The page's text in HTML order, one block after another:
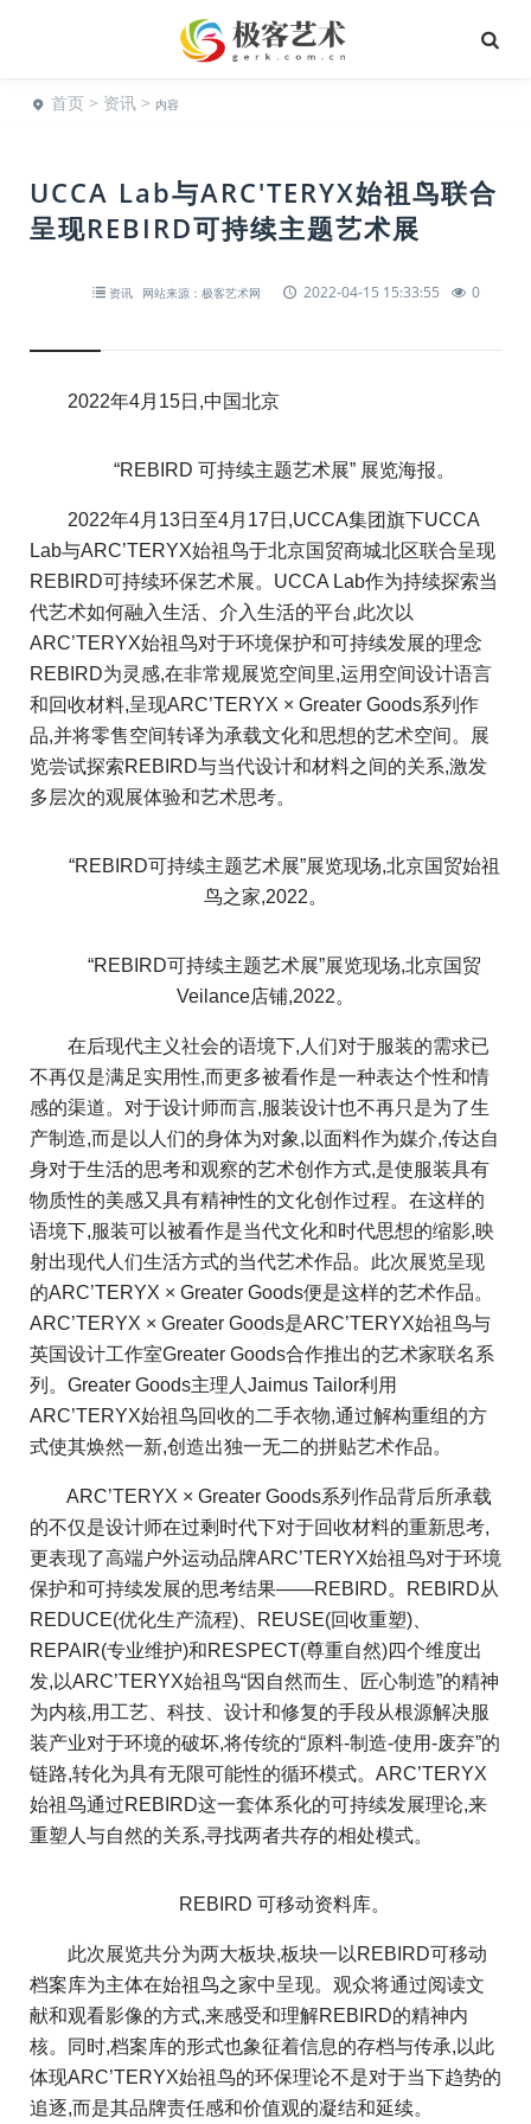
首页 > 资讯 > 内容
UCCA Lab与ARC'TERYX始祖鸟联合
呈现REBIRD可持续主题艺术展
资讯 网站来源：极客艺术网 2022-04-15 15:33:55 0
2022年4月15日,中国北京
“REBIRD 可持续主题艺术展” 展览海报。
2022年4月13日至4月17日,UCCA集团旗下UCCA
Lab与ARC’TERYX始祖鸟于北京国贸商城北区联合呈现
REBIRD可持续环保艺术展。UCCA Lab作为持续探索当
代艺术如何融入生活、介入生活的平台,此次以
ARC’TERYX始祖鸟对于环境保护和可持续发展的理念
REBIRD为灵感,在非常规展览空间里,运用空间设计语言
和回收材料,呈现ARC’TERYX × Greater Goods系列作
品,并将零售空间转译为承载文化和思想的艺术空间。展
览尝试探索REBIRD与当代设计和材料之间的关系,激发
多层次的观展体验和艺术思考。
“REBIRD可持续主题艺术展”展览现场,北京国贸始祖
鸟之家,2022。
“REBIRD可持续主题艺术展”展览现场,北京国贸
Veilance店铺,2022。
在后现代主义社会的语境下,人们对于服装的需求已
不再仅是满足实用性,而更多被看作是一种表达个性和情
感的渠道。对于设计师而言,服装设计也不再只是为了生
产制造,而是以人们的身体为对象,以面料作为媒介,传达自
身对于生活的思考和观察的艺术创作方式,是使服装具有
物质性的美感又具有精神性的文化创作过程。在这样的
语境下,服装可以被看作是当代文化和时代思想的缩影,映
射出现代人们生活方式的当代艺术作品。此次展览呈现
的ARC’TERYX × Greater Goods便是这样的艺术作品。
ARC’TERYX × Greater Goods是ARC’TERYX始祖鸟与
英国设计工作室Greater Goods合作推出的艺术家联名系
列。Greater Goods主理人Jaimus Tailor利用
ARC’TERYX始祖鸟回收的二手衣物,通过解构重组的方
式使其焕然一新,创造出独一无二的拼贴艺术作品。
ARC’TERYX × Greater Goods系列作品背后所承载
的不仅是设计师在过剩时代下对于回收材料的重新思考,
更表现了高端户外运动品牌ARC’TERYX始祖鸟对于环境
保护和可持续发展的思考结果——REBIRD。REBIRD从
REDUCE(优化生产流程)、REUSE(回收重塑)、
REPAIR(专业维护)和RESPECT(尊重自然)四个维度出
发,以ARC’TERYX始祖鸟“因自然而生、匠心制造”的精神
为内核,用工艺、科技、设计和修复的手段从根源解决服
装产业对于环境的破坏,将传统的“原料-制造-使用-废弃”的
链路,转化为具有无限可能性的循环模式。ARC’TERYX
始祖鸟通过REBIRD这一套体系化的可持续发展理论,来
重塑人与自然的关系,寻找两者共存的相处模式。
REBIRD 可移动资料库。
此次展览共分为两大板块,板块一以REBIRD可移动
档案库为主体在始祖鸟之家中呈现。观众将通过阅读文
献和观看影像的方式,来感受和理解REBIRD的精神内
核。同时,档案库的形式也象征着信息的存档与传承,以此
体现ARC’TERYX始祖鸟的环保理论不是对于当下趋势的
追逐,而是其品牌责任感和价值观的凝结和延续。